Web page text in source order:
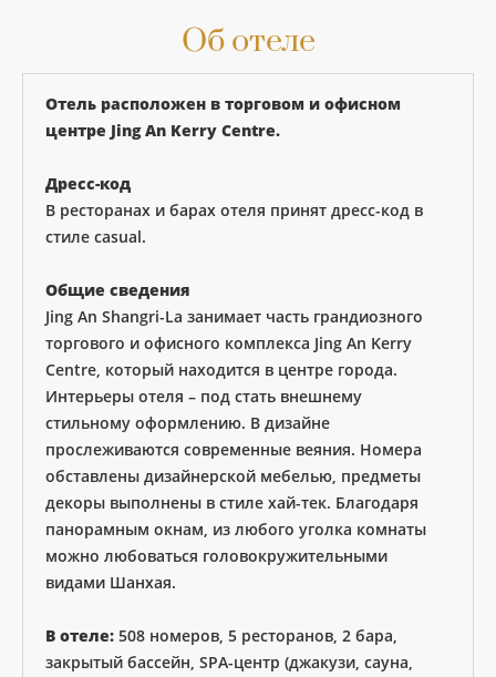
Об отеле
Отель расположен в торговом и офисном
центре Jing An Kerry Centre.
Дресс-код
В ресторанах и барах отеля принят дресс-код в
стиле casual.
Общие сведения
Jing An Shangri-La занимает часть грандиозного
торгового и офисного комплекса Jing An Kerry
Centre, который находится в центре города.
Интерьеры отеля – под стать внешнему
стильному оформлению. В дизайне
прослеживаются современные веяния. Номера
обставлены дизайнерской мебелью, предметы
декоры выполнены в стиле хай-тек. Благодаря
панорамным окнам, из любого уголка комнаты
можно любоваться головокружительными
видами Шанхая.
В отеле: 508 номеров, 5 ресторанов, 2 бара,
закрытый бассейн, SPA-центр (джакузи, сауна,